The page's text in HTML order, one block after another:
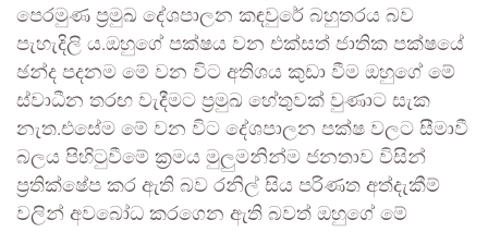
පෙරමුණ ප්‍රමුඛ දේශපාලන කඳවුරේ බහුතරය බව
පැහැදිලි ය.ඔහුගේ පක්ෂය වන එක්සත් ජාතික පක්ෂයේ
ඡන්ද පදනම මේ වන විට අතිශය කුඩා වීම ඔහුගේ මේ
ස්වාධීන තරඟ වැදීමට ප්‍රමුඛ හේතුවක් වුණාට සැක
නැත.එසේම මේ වන විට දේශපාලන පක්ෂ වලට සීමාවී
බලය පිහිටුවීමේ ක්‍රමය මුලුමනින්ම ජනතාව විසින්
ප්‍රතික්ෂේප කර ඇති බව රනිල් සිය පරිණත අත්දැකීම්
වලින් අවබෝධ කරගෙන ඇති බවත් ඔහුගේ මේ